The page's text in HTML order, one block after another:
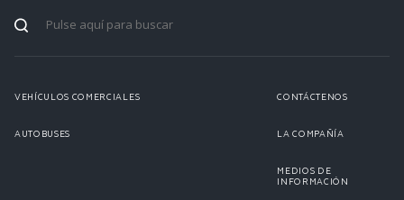
VEHÍCULOS COMERCIALES
AUTOBUSES
CONTÁCTENOS
LA COMPAÑÍA
MEDIOS DE
INFORMACIÓN